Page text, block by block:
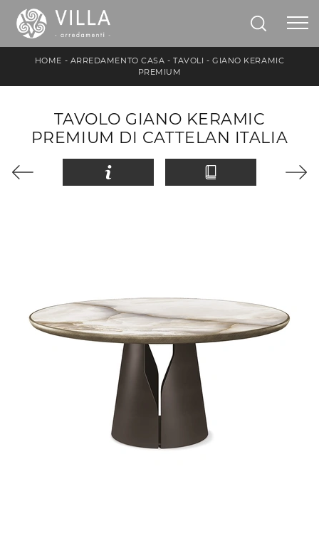
HOME - ARREDAMENTO CASA -TAVOLI -GIANO KERAMIC
PREMIUM
TAVOLO GIANO KERAMIC
PREMIUM DI CATTELAN ITALIA